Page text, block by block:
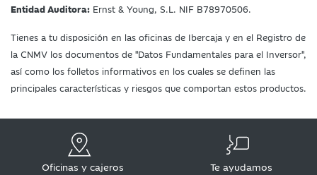
Entidad Auditora: Ernst & Young, S.L. NIF B78970506.
Tienes a tu disposición en las oficinas de Ibercaja y en el Registro de
la CNMV los documentos de "Datos Fundamentales para el Inversor",
así como los folletos informativos en los cuales se definen las
principales características y riesgos que comportan estos productos.
Oficinas y cajeros Te ayudamos